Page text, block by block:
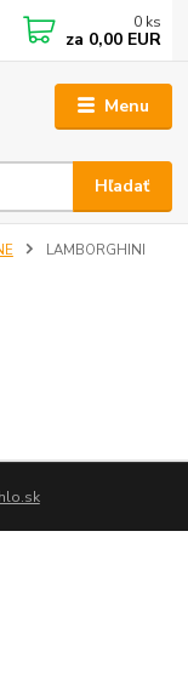
Menu
Hľadať
0 ks
za 0,00 EUR
LAMBORGHINI